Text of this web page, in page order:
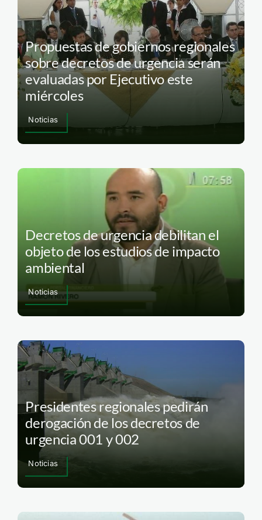
Propuestas de gobiernos regionales
sobre decretos de urgencia serán
evaluadas por Ejecutivo este
miércoles
Noticias
Decretos de urgencia debilitan el
objeto de los estudios de impacto
ambiental
Noticias
Presidentes regionales pedirán
derogación de los decretos de
urgencia 001 y 002
Noticias